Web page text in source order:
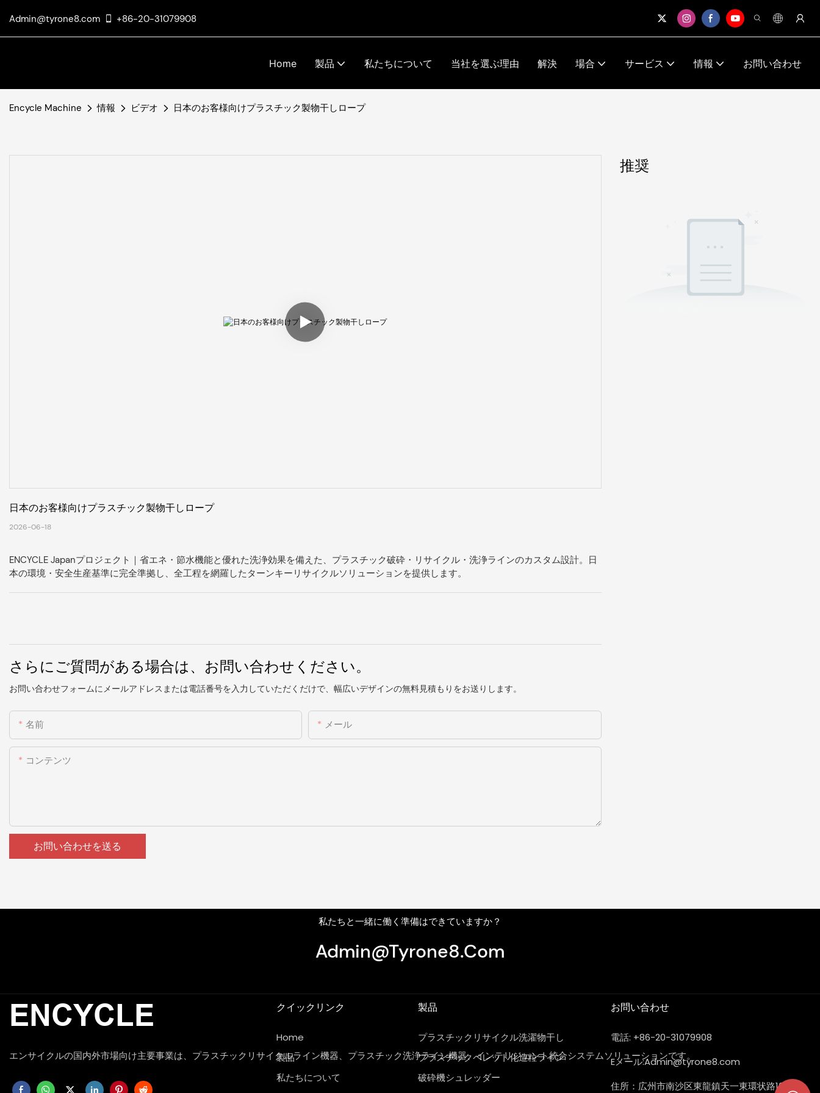
Admin@tyrone8.com +86-20-31079908
Home 製品 私たちについて 当社を選ぶ理由 解決 場合 サービス 情報 お問い合わせ
Encycle Machine 情報 ビデオ 日本のお客様向けプラスチック製物干しロープ
日本のお客様向けプラスチック製物干しロープ
2026-06-18
ENCYCLE Japanプロジェクト｜省エネ・節水機能と優れた洗浄効果を備えた、プラスチック破砕・リサイクル・洗浄ラインのカスタム設計。日
本の環境・安全生産基準に完全準拠し、全工程を網羅したターンキーリサイクルソリューションを提供します。
さらにご質問がある場合は、お問い合わせください。
お問い合わせフォームにメールアドレスまたは電話番号を入力していただくだけで、幅広いデザインの無料見積もりをお送りします。
名前 メール
コンテンツ
お問い合わせを送る
推奨
私たちと一緒に働く準備はできていますか？
Admin@tyrone8.com
ENCYCLE
エンサイクルの国内外市場向け主要事業は、プラスチックリサイクルライン機器、プラスチック洗浄ライン機器、インテリジェント統合システムソリューションです。
クイックリンク
Home
製品
私たちについて
製品
プラスチックリサイクル洗濯物干し
プラスチックペレット化造粒ライン
破砕機シュレッダー
お問い合わせ
電話: +86-20-31079908
Eメール:Admin@tyrone8.com
住所：広州市南沙区東龍鎮天一東環状路101